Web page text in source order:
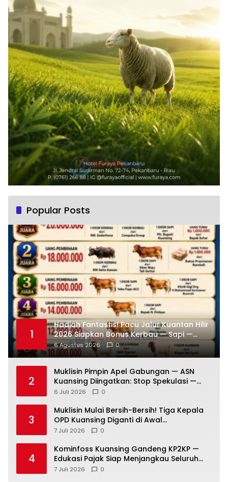
Popular Posts
1
Hadiah Fantastis! Pacu Jalur Kuantan Hilir
2026 Siapkan Bonus Kerbau — Sapi —
Kambing dan Puluhan Juta Rupiah
6 Agustus 2026 0
2
Muklisin Pimpin Apel Gabungan — ASN
Kuansing Diingatkan: Stop Spekulasi —
Fokus Layani Rakyat!
6 Juli 2026 0
3
Muklisin Mulai Bersih-Bersih! Tiga Kepala
OPD Kuansing Diganti di Awal
Kepemimpinan
7 Juli 2026 0
4
Kominfoss Kuansing Gandeng KP2KP —
Edukasi Pajak Siap Menjangkau Seluruh
Masyarakat
7 Juli 2026 0